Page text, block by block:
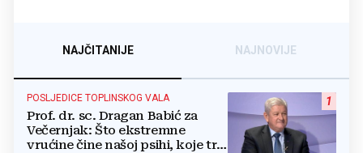
NAJČITANIJE NAJNOVIJE
1
POSLJEDICE TOPLINSKOG VALA
Prof. dr. sc. Dragan Babić za
Večernjak: Što ekstremne
vrućine čine našoj psihi, koje tri